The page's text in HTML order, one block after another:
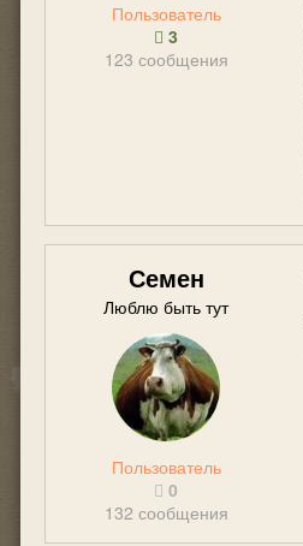
Пользователь
3
123 сообщения
Семен
Люблю быть тут
Пользователь
0
132 сообщения